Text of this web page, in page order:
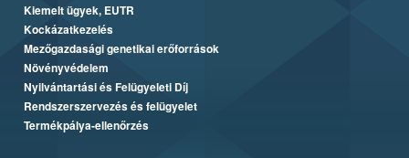
Kiemelt ügyek, EUTR
Kockázatkezelés
Mezőgazdasági genetikai erőforrások
Növényvédelem
Nyilvántartási és Felügyeleti Díj
Rendszerszervezés és felügyelet
Termékpálya-ellenőrzés